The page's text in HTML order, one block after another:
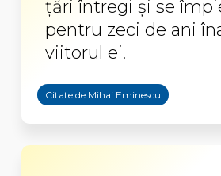
ţări întregi şi se
pentru zeci de ani
viitorul ei.
Citate de Mihai Eminescu